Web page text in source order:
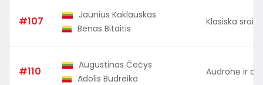
#107
Jaunius Kaklauskas
Benas Bitaitis
Klasiska
#110
Augustinas Čečys
Adolis Budreika
Audronė ir